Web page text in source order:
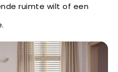
ruimte wilt of een